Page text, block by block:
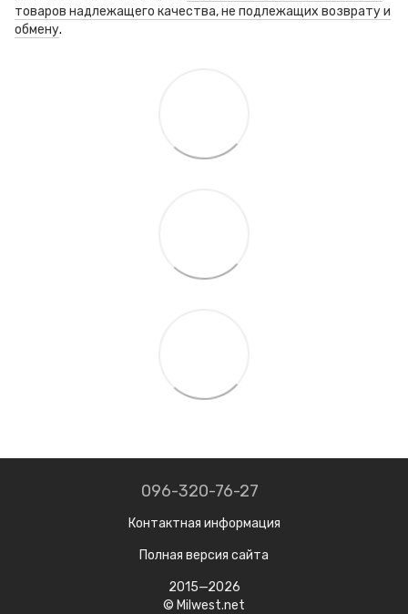
товаров надлежащего качества, не подлежащих возврату и
обмену.
096-320-76-27
Контактная информация
Полная версия сайта
2015—2026
© Milwest.net